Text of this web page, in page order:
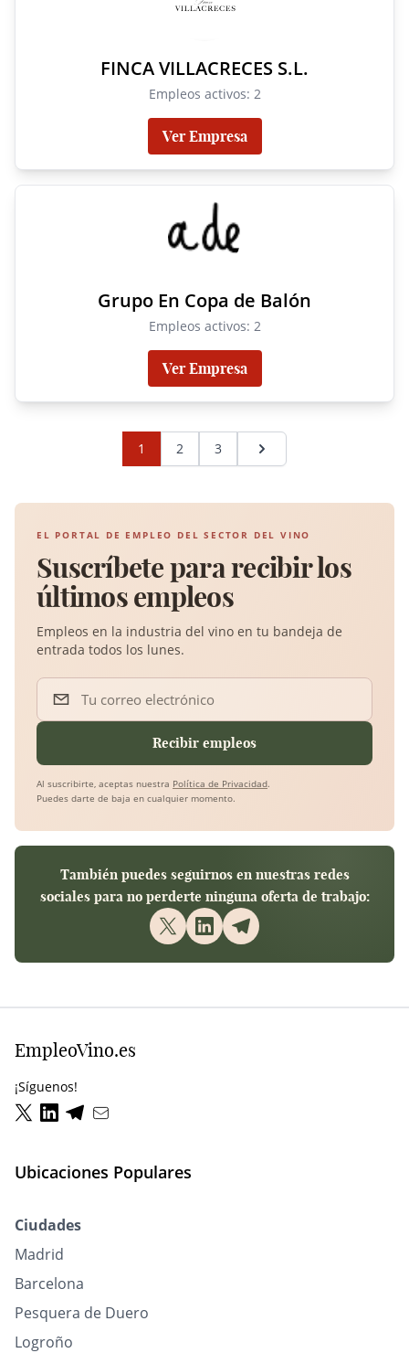
FINCA VILLACRECES S.L.
Empleos activos: 2
Ver Empresa
Grupo En Copa de Balón
Empleos activos: 2
Ver Empresa
1 2 3 Página siguiente
EL PORTAL DE EMPLEO DEL SECTOR DEL VINO
Suscríbete para recibir los
últimos empleos
Empleos en la industria del vino en tu bandeja de
entrada todos los lunes.
Tu correo electrónico
Recibir empleos
Al suscribirte, aceptas nuestra Política de Privacidad.
Puedes darte de baja en cualquier momento.
También puedes seguirnos en nuestras redes
sociales para no perderte ninguna oferta de trabajo:
EmpleoVino.es
¡Síguenos!
Ubicaciones Populares
Ciudades
Madrid
Barcelona
Pesquera de Duero
Logroño